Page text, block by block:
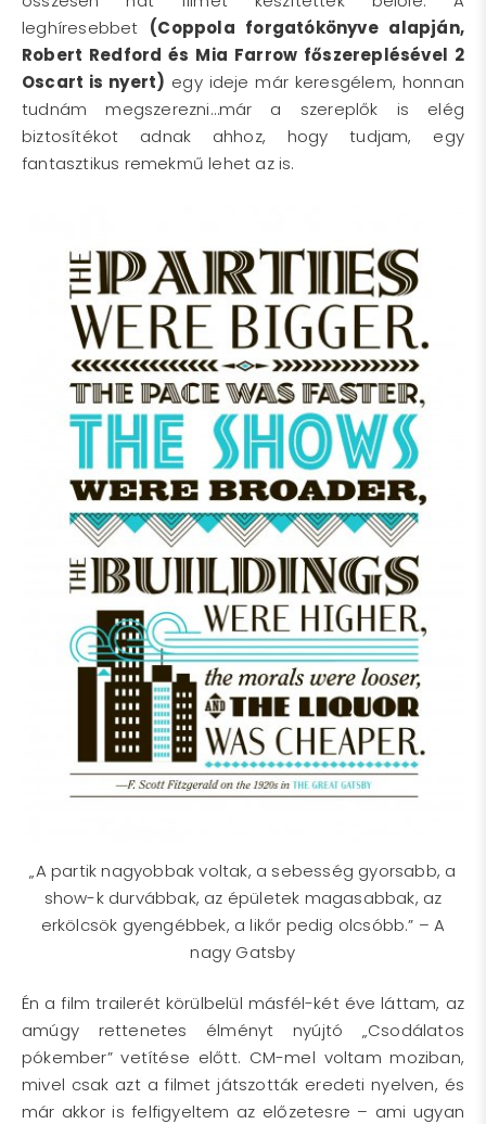
leghíresebbet (Coppola forgatókönyve alapján,
Robert Redford és Mia Farrow főszereplésével 2
Oscart is nyert) egy ideje már keresgélem, honnan
tudnám megszerezni…már a szereplők is elég
biztosítékot adnak ahhoz, hogy tudjam, egy
fantasztikus remekmű lehet az is.
„A partik nagyobbak voltak, a sebesség gyorsabb, a
show-k durvábbak, az épületek magasabbak, az
erkölcsök gyengébbek, a likőr pedig olcsóbb.” – A
nagy Gatsby
Én a film trailerét körülbelül másfél-két éve láttam, az
amúgy rettenetes élményt nyújtó „Csodálatos
pókember” vetítése előtt. CM-mel voltam moziban,
mivel csak azt a filmet játszották eredeti nyelven, és
már akkor is felfigyeltem az előzetesre – ami ugyan